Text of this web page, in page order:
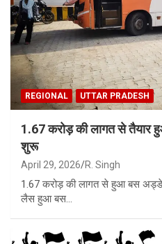
REGIONAL UTTAR PRADESH
1.67 करोड़ की लागत से तैयार
शुरू
April 29, 2026 R. Singh
1.67 करोड़ की लागत से हुआ बस अड्डे
लैस हुआ बस…